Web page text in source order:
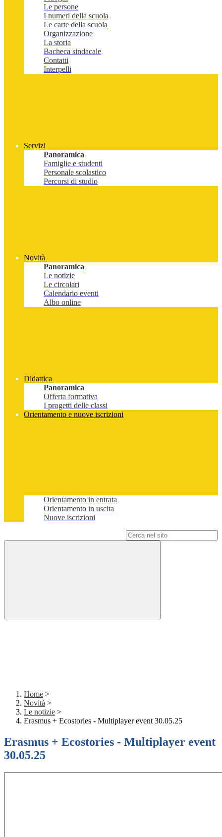
Le persone
I numeri della scuola
Le carte della scuola
Organizzazione
La storia
Bacheca sindacale
Contatti
Interpelli
Servizi
Panoramica
Famiglie e studenti
Personale scolastico
Percorsi di studio
Novità
Panoramica
Le notizie
Le circolari
Calendario eventi
Albo online
Didattica
Panoramica
Offerta formativa
I progetti delle classi
Orientamento e nuove iscrizioni
Orientamento in entrata
Orientamento in uscita
Nuove iscrizioni
Home >
Novità >
Le notizie >
Erasmus + Ecostories - Multiplayer event 30.05.25
Erasmus + Ecostories - Multiplayer event
30.05.25